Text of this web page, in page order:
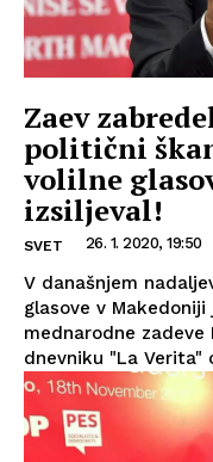
Zaev
politični
volilne
izsiljeval!
SVET 26. 1. 2020, 19:50
V današnjem
glasove v
mednarodne
dnevniku "La Verita"